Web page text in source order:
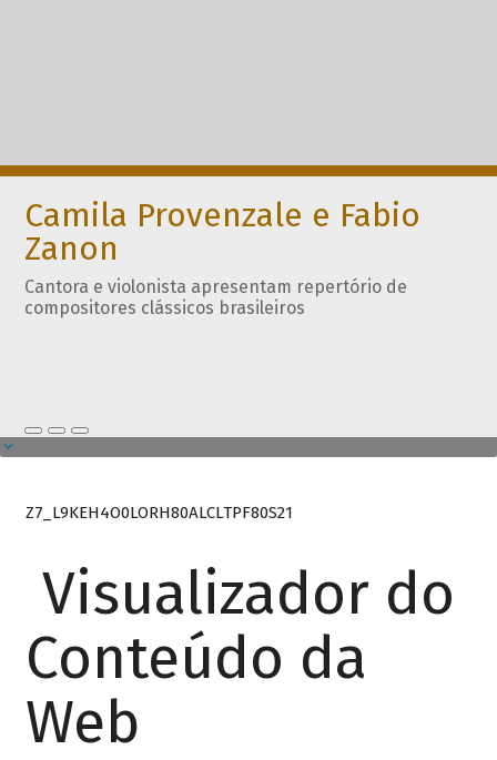
Camila Provenzale e Fabio
Zanon
Cantora e violonista apresentam repertório de
compositores clássicos brasileiros
Z7_L9KEH4O0LORH80ALCLTPF80S21
Visualizador do
Conteúdo da
Web